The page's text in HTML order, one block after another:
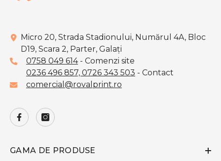
Micro 20, Strada Stadionului, Numărul 4A, Bloc
D19, Scara 2, Parter, Galaţi
0758 049 614- Comenzi site
0236 496 857, 0726 343 503 - Contact
comercial@rovalprint.ro
GAMA DE PRODUSE